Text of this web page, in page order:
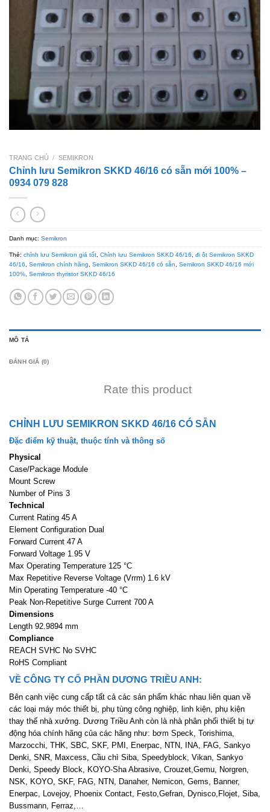
TRANG CHỦ / SEMIKRON
Chỉnh lưu Semikron SKKD 46/16 có sẵn mới 100% –
0934 079 828
Danh mục: Semikron
Thẻ: chỉnh lưu Semikron giá tốt, Chỉnh lưu Semikron SKKD 46/16, đi ôt Semikron SKKD
46/16, Semikron chính hãng, Semikron SKKD 46/16 có sẵn, Semikron SKKD 46/16 mới
100%, Semikron thyristor SKKD 46/16
MÔ TẢ
ĐÁNH GIÁ (0)
Rate this product
CHỈNH LƯU SEMIKRON SKKD 46/16 CÓ SẴN
Đặc điểm kỹ thuật, thuộc tính và thông số
Physical
Case/Package Module
Mount Screw
Number of Pins 3
Technical
Current Rating 45 A
Element Configuration Dual
Forward Current 47 A
Forward Voltage 1.95 V
Max Operating Temperature 125 °C
Max Repetitive Reverse Voltage (Vrrm) 1.6 kV
Min Operating Temperature -40 °C
Peak Non-Repetitive Surge Current 700 A
Dimensions
Length 92.9894 mm
Compliance
REACH SVHC No SVHC
RoHS Compliant
VỀ CÔNG TY CỔ PHẦN DƯƠNG TRIỀU ANH:
Bên cạnh việc cung cấp tất cả các sản phẩm khác nhau liên quan về
các loại máy móc thiết bị, phụ tùng công nghiệp, linh kiện, phụ kiện
thay thế nhà xưởng. Dương Triều Anh còn là nhà phân phối thiết bị tự
động hóa chính hãng của các hãng như: bơm Speck, Torishima,
Marzocchi, THK, SBC, SKF, PMI, Enerpac, NTN, INA, FAG, Sankyo
Denki, SNR, Maxcess, Cầu chì Siba, Speedyblock, Vikan, Sankyo
Denki, Speedy Block, KOYO-Sha Abrasive, Crouzet,Gemu, Norgren,
NSK, KOYO, SKF, FAG, NTN, Danaher, Nemicon, Gems, Banner,
Enerpac, Lovejoy, Phoenix Contact, Festo,Gefran, Dynisco,Flojet, Siba,
Bussmann, Ferraz,…